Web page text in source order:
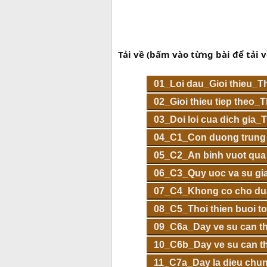
Tải về (bấm vào từng bài để tải